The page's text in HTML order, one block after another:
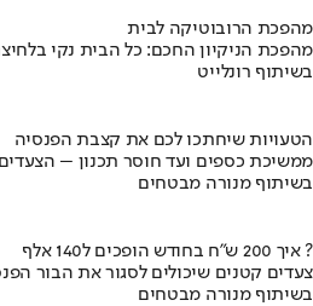
מהפכת הרובוטיקה לבית
מהפכת הניקיון החכם: כל הבית נקי
בשיתוף רונלייט
הטעויות שיחתכו לכם את קצבת הפנסיה
ממשיכת כספים ועד חוסר תכנון –
בשיתוף מנורה מבטחים
איך 200 ש"ח בחודש הופכים ל140 אלף ?
צעדים קטנים שיכולים לסגור את הבור
בשיתוף מנורה מבטחים